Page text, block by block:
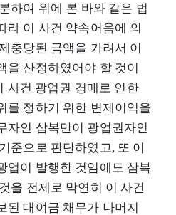
하여 위에 본 바와 같은 법
라 이 사건 약속어음에 의
충당된 금액을 가려서 이
을 산정하였어야 할 것이
사건 광업권 경매로 인한
를 정하기 위한 변제이익을
자인 삼복만이 광업권자인
준으로 판단하였고, 또 이
업이 발행한 것임에도 삼복
을 전제로 막연히 이 사건
된 대여금 채무가 나머지